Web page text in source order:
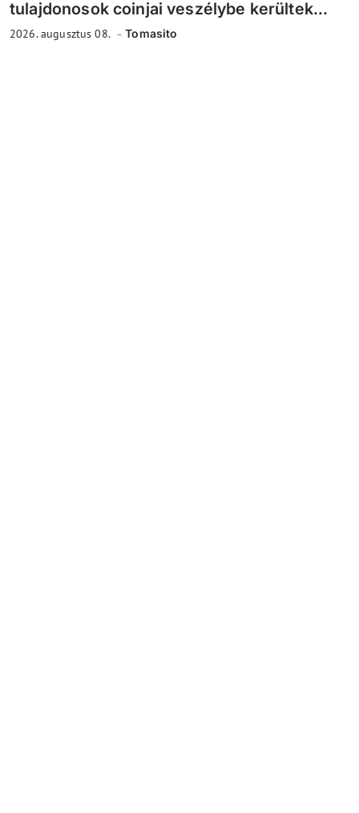
tulajdonosok coinjai veszélybe kerültek...
2026. augusztus 08. Tomasito